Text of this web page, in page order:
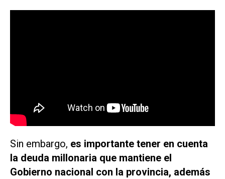
Sin embargo, es importante tener en cuenta
la deuda millonaria que mantiene el
Gobierno nacional con la provincia, además